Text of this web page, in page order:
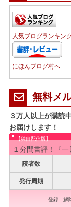
人気ブログランキン
にほんブログ村へ
無料メ
３万人以上が購読
お届けします！
【独自配信版】
１分間書評！『一
読者数
発行周期
登録 解